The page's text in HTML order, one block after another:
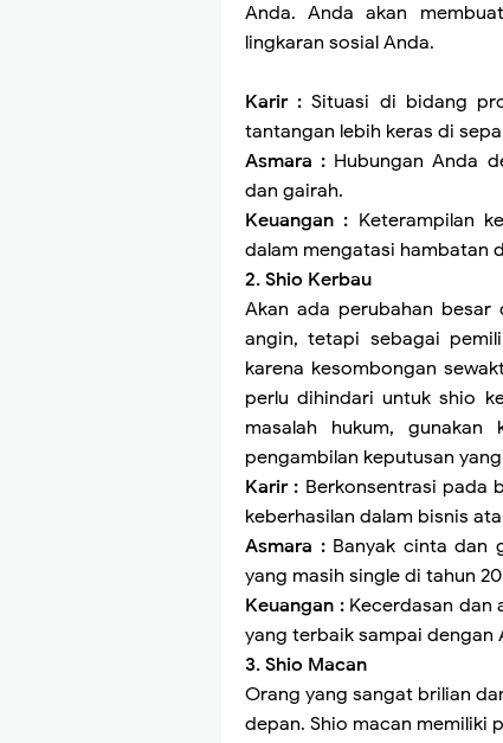
Anda. Anda akan
lingkaran sosial Anda.
Karir :Situasi di bidang
tantangan lebih keras di
Asmara : Hubungan Anda
dan gairah.
Keuangan : Keterampilan
dalam mengatasi hambatan
2. Shio Kerbau
Akan ada perubahan
angin, tetapi sebagai
karena kesombongan
perlu dihindari untuk shio
masalah hukum, gunakan
pengambilan keputusan
Karir : Berkonsentrasi pada
keberhasilan dalam bisnis
Asmara : Banyak cinta dan
yang masih single di tahun
Keuangan : Kecerdasan dan
yang terbaik sampai dengan
3. Shio Macan
Orang yang sangat brilian
depan. Shio macan memiliki